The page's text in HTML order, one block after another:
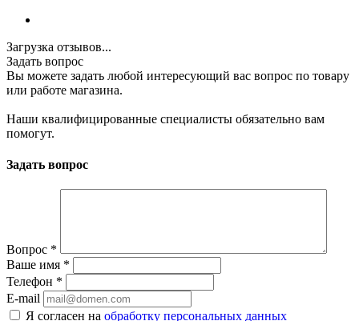
Загрузка отзывов...
Задать вопрос
Вы можете задать любой интересующий вас вопрос по товару
или работе магазина.
Наши квалифицированные специалисты обязательно вам
помогут.
Задать вопрос
Вопрос *
Ваше имя *
Телефон *
E-mail
Я согласен на обработку персональных данных